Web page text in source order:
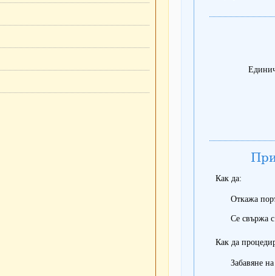
Как да:
Откажа
Се свържа
Как да
Забавяне